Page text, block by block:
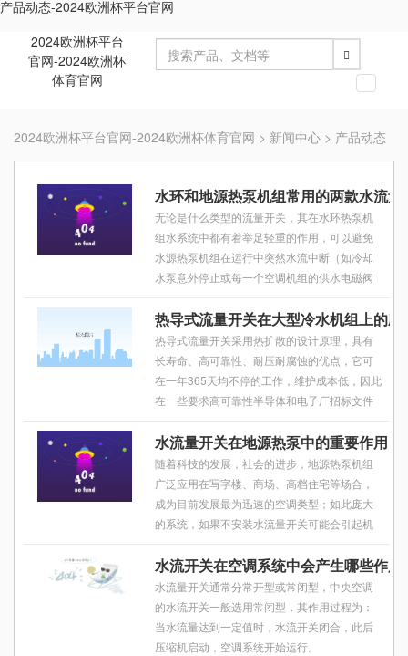
产品动态-2024欧洲杯平台官网
2024欧洲杯平台
官网-2024欧洲杯
体育官网
切
导
航
2024欧洲杯平台官网-2024欧洲杯体育官网 > 新闻中心 > 产品动态
水环和地源热泵机组常用的两款水流量
无论是什么类型的流量开关，其在水环热泵机
组水系统中都有着举足轻重的作用，可以避免
水源热泵机组在运行中突然水流中断（如冷却
水泵意外停止或每一个空调机组的供水电磁阀
组异常高压保护或导致压缩机故障，对于制热
时突然的水流中断有可能造成换热器冻坏，造
成不必要的损失。
热导式流量开关在大型冷水机组上的应
热导式流量开关采用热扩散的设计原理，具有
长寿命、高可靠性、耐压耐腐蚀的优点，它可
在一年365天均不停的工作，维护成本低，因此
在一些要求高可靠性半导体和电子厂招标文件
期得出的经验和教训，不再因为流量开关的问
题导致停产而蒙受巨大的损失。
水流量开关在地源热泵中的重要作用
随着科技的发展，社会的进步，地源热泵机组
广泛应用在写字楼、商场、高档住宅等场合，
成为目前发展最为迅速的空调类型；如此庞大
的系统，如果不安装水流量开关可能会引起机
水流开关在空调系统中会产生哪些作用
水流量开关通常分常开型或常闭型，中央空调
的水流开关一般选用常闭型，其作用过程为：
当水流量达到一定值时，水流开关闭合，此后
压缩机启动，空调系统开始运行。